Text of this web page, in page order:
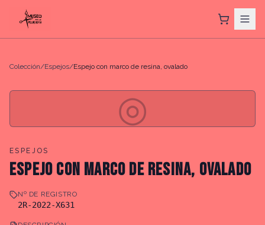
Colección/Espejos/Espejo con marco de resina, ovalado
◎
ESPEJOS
ESPEJO CON MARCO DE RESINA, OVALADO
Nº DE REGISTRO
2R-2022-X631